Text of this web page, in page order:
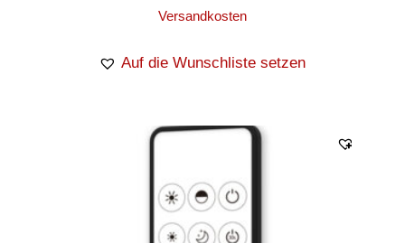
Versandkosten
Auf die Wunschliste setzen